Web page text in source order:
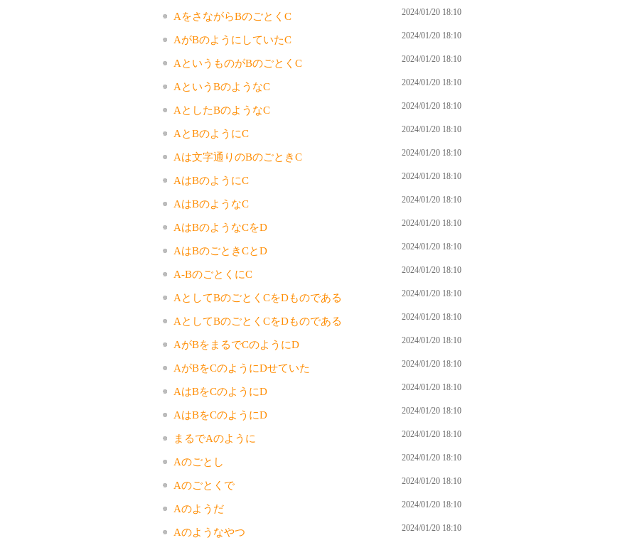
AをさながらBのごとくC 2024/01/20 18:10
AがBのようにしていたC 2024/01/20 18:10
AというものがBのごとくC 2024/01/20 18:10
AというBのようなC 2024/01/20 18:10
AとしたBのようなC 2024/01/20 18:10
AとBのようにC 2024/01/20 18:10
Aは文字通りのBのごときC 2024/01/20 18:10
AはBのようにC 2024/01/20 18:10
AはBのようなC 2024/01/20 18:10
AはBのようなCをD 2024/01/20 18:10
AはBのごときCとD 2024/01/20 18:10
A-BのごとくにC 2024/01/20 18:10
AとしてBのごとくCをDものである 2024/01/20 18:10
AとしてBのごとくCをDものである 2024/01/20 18:10
AがBをまるでCのようにD 2024/01/20 18:10
AがBをCのようにDせていた 2024/01/20 18:10
AはBをCのようにD 2024/01/20 18:10
AはBをCのようにD 2024/01/20 18:10
まるでAのように 2024/01/20 18:10
Aのごとし 2024/01/20 18:10
Aのごとくで 2024/01/20 18:10
Aのようだ 2024/01/20 18:10
Aのようなやつ 2024/01/20 18:10